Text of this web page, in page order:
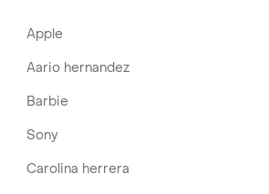
Apple
Aario hernandez
Barbie
Sony
Carolina herrera